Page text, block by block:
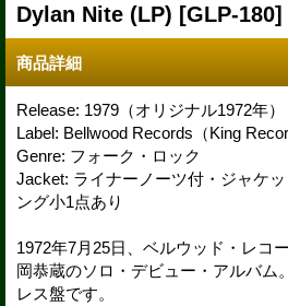
Dylan Nite (LP) [GLP-180]
商品詳細
Release: 1979（オリジナル1972年）
Label: Bellwood Records（King
Genre: フォーク・ロック
Jacket: ライナーノーツ付・ジャケ
ング小1点あり
1972年7月25日、ベルウッド・レコ
岡恭蔵のソロ・デビュー・アルバム
レス盤です。